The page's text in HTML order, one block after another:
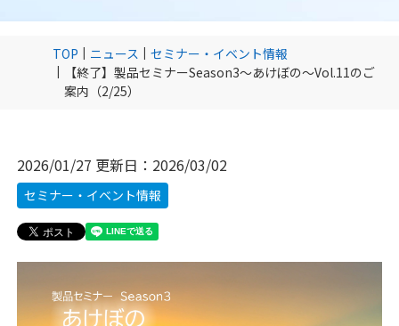
TOP ニュース
セミナー・イベント情報
【終了】製品セミナーSeason3～あけぼの～Vol.11のご
案内（2/25）
2026/01/27 更新日： 2026/03/02
セミナー・イベント情報